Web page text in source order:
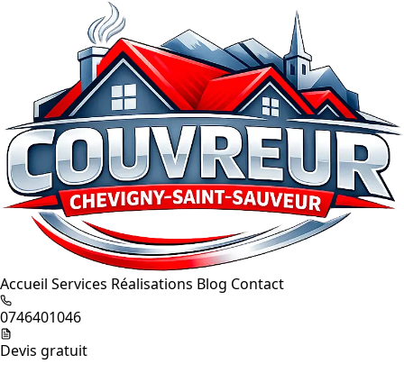
Accueil Services Réalisations Blog Contact
0746401046
Devis gratuit